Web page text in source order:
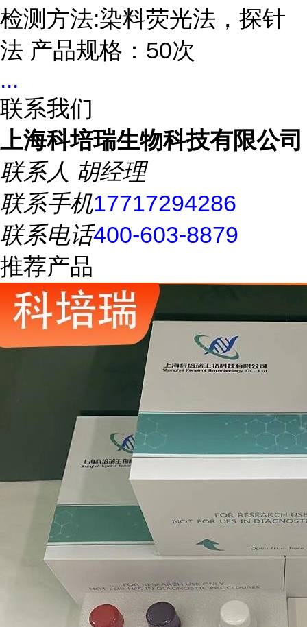
检测方法:染料荧光法，探针
法 产品规格：50次
...
联系我们
上海科培瑞生物科技有限公司
联系人 胡经理
联系手机17717294286
联系电话400-603-8879
推荐产品